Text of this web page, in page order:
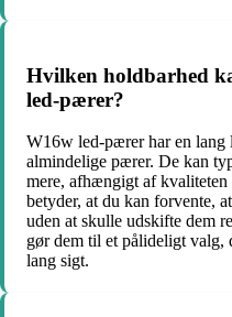
Hvilken holdbarhed
led-pærer?
W16w led-pærer har en lang
almindelige pærer. De kan
mere, afhængigt af
betyder, at du kan forvente,
uden at skulle udskifte dem
gør dem til et pålideligt valg,
lang sigt.